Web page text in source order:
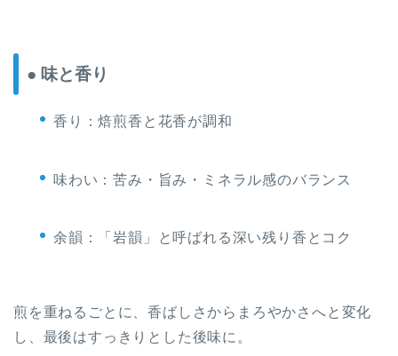
● 味と香り
香り：焙煎香と花香が調和
味わい：苦み・旨み・ミネラル感のバランス
余韻：「岩韻」と呼ばれる深い残り香とコク
煎を重ねるごとに、香ばしさからまろやかさへと変化
し、最後はすっきりとした後味に。